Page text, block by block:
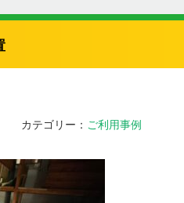
カテゴリー： ご利用事例